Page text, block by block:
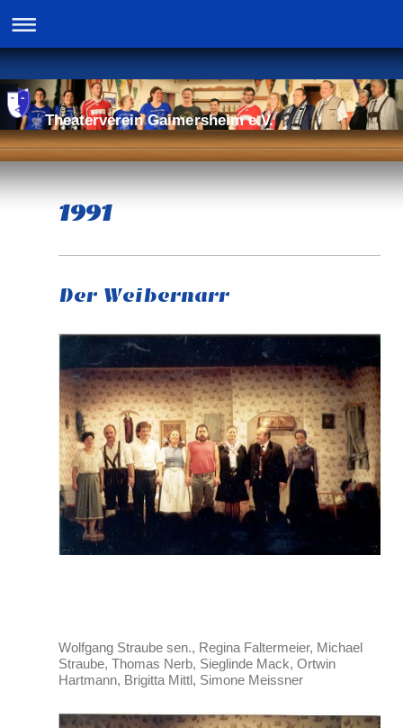
Theaterverein Gaimersheim e.V.
1991
Der Weibernarr
Wolfgang Straube sen., Regina Faltermeier, Michael
Straube, Thomas Nerb, Sieglinde Mack, Ortwin
Hartmann, Brigitta Mittl, Simone Meissner